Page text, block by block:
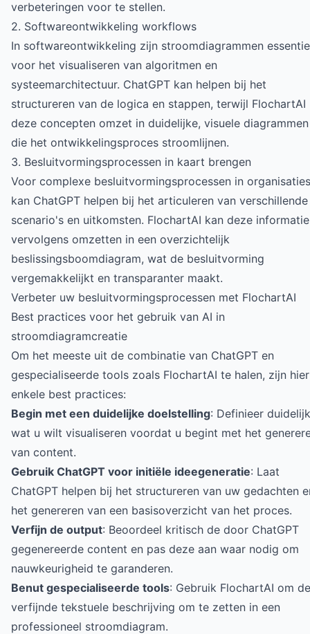
verbeteringen voor te stellen.
2. Softwareontwikkeling workflows
In softwareontwikkeling zijn stroomdiagrammen
voor het visualiseren van algoritmen en
systeemarchitectuur. ChatGPT kan helpen bij het
structureren van de logica en stappen, terwijl FlochartAI
deze concepten omzet in duidelijke, visuele diagrammen
die het ontwikkelingsproces stroomlijnen.
3. Besluitvormingsprocessen in kaart brengen
Voor complexe besluitvormingsprocessen in organisaties
kan ChatGPT helpen bij het articuleren van verschillende
scenario's en uitkomsten. FlochartAI kan deze informatie
vervolgens omzetten in een overzichtelijk
beslissingsboomdiagram, wat de besluitvorming
vergemakkelijkt en transparanter maakt.
Verbeter uw besluitvormingsprocessen met FlochartAI
Best practices voor het gebruik van AI in
stroomdiagramcreatie
Om het meeste uit de combinatie van ChatGPT en
gespecialiseerde tools zoals FlochartAI te halen, zijn hier
enkele best practices:
Begin met een duidelijke doelstelling: Definieer duidelijk
wat u wilt visualiseren voordat u begint met het
van content.
Gebruik ChatGPT voor initiële ideegeneratie: Laat
ChatGPT helpen bij het structureren van uw gedachten
het genereren van een basisoverzicht van het proces.
Verfijn de output: Beoordeel kritisch de door ChatGPT
gegenereerde content en pas deze aan waar nodig om
nauwkeurigheid te garanderen.
Benut gespecialiseerde tools: Gebruik FlochartAI om de
verfijnde tekstuele beschrijving om te zetten in een
professioneel stroomdiagram.